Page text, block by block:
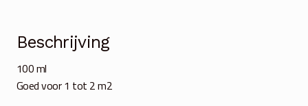
Beschrijving
100 ml
Goed voor 1 tot 2 m2